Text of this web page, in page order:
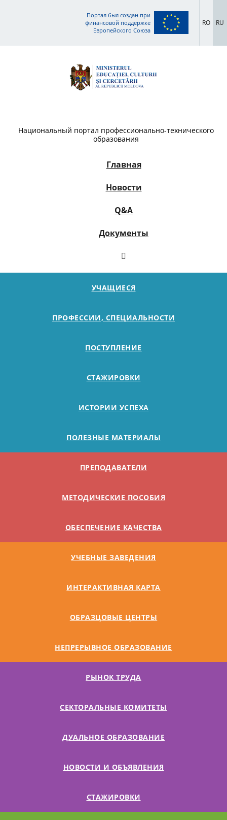
Портал был создан при
финансовой поддержке
Европейского Союза
RO RU
Национальный портал профессионально-технического
образования
Главная
Новости
Q&A
Документы
УЧАЩИЕСЯ
ПРОФЕССИИ, СПЕЦИАЛЬНОСТИ
ПОСТУПЛЕНИЕ
СТАЖИРОВКИ
ИСТОРИИ УСПЕХА
ПОЛЕЗНЫЕ МАТЕРИАЛЫ
ПРЕПОДАВАТЕЛИ
МЕТОДИЧЕСКИЕ ПОСОБИЯ
ОБЕСПЕЧЕНИЕ КАЧЕСТВА
УЧЕБНЫЕ ЗАВЕДЕНИЯ
ИНТЕРАКТИВНАЯ КАРТА
ОБРАЗЦОВЫЕ ЦЕНТРЫ
НЕПРЕРЫВНОЕ ОБРАЗОВАНИЕ
РЫНОК ТРУДА
СЕКТОРАЛЬНЫЕ КОМИТЕТЫ
ДУАЛЬНОЕ ОБРАЗОВАНИЕ
НОВОСТИ И ОБЪЯВЛЕНИЯ
СТАЖИРОВКИ